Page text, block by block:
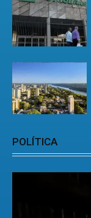
POLÍTICA